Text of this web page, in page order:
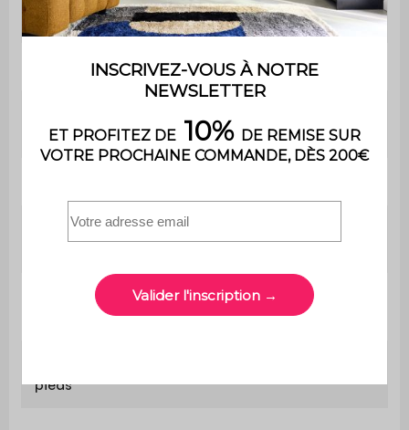
Usage
uniquement
Garantie 2 ans
une notice est fournie
Dimensions des
55,5 x 31,5 x 15 cm
Dimensions des
tiroirs (intérieur)
50,2 x 28,5 x 10 cm
pieds